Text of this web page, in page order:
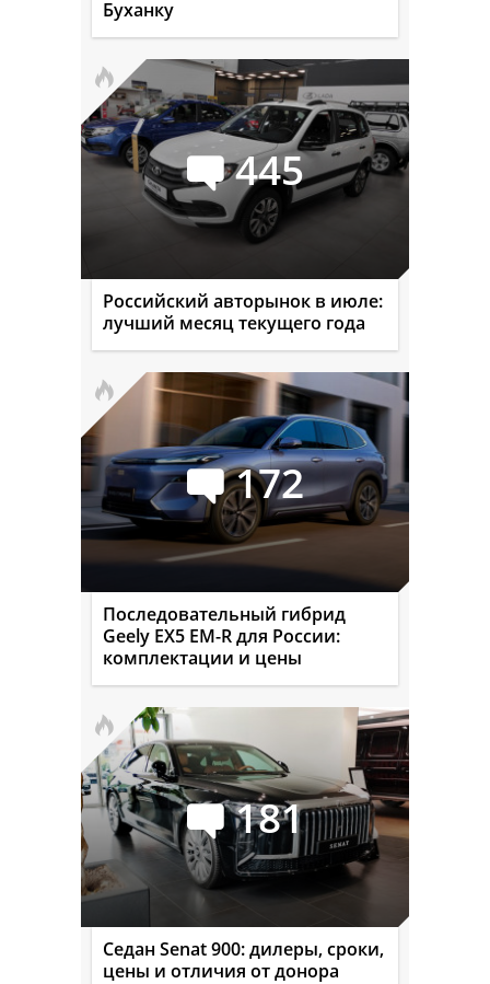
Буханку
445
Российский авторынок в июле:
лучший месяц текущего года
172
Последовательный гибрид
Geely EX5 EM-R для России:
комплектации и цены
181
Седан Senat 900: дилеры, сроки,
цены и отличия от донора